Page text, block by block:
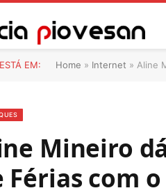
EM: Home » Internet » Aline
Mineiro
Férias com